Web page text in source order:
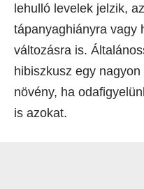
lehulló levelek jelzik,
tápanyaghiányra vagy
változásra is.
hibiszkusz egy
növény, ha
is azokat.